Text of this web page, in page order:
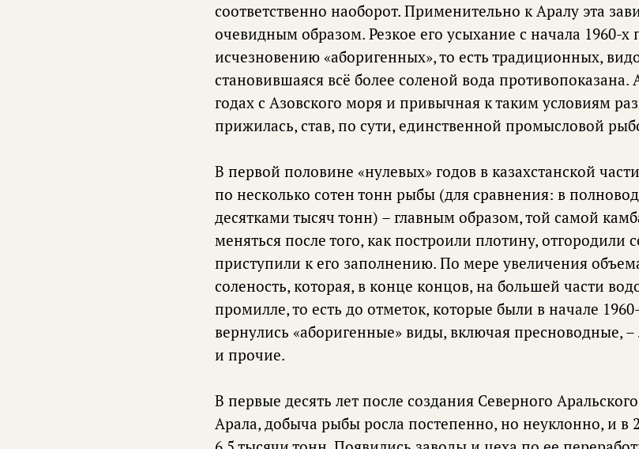
соответственно наоборот. Применительно к Аралу эта
очевидным образом. Резкое его усыхание с начала 1960-х
исчезновению «аборигенных», то есть традиционных,
становившаяся всё более соленой вода противопоказана.
годах с Азовского моря и привычная к таким условиям
прижилась, став, по сути, единственной промысловой
В первой половине «нулевых» годов в казахстанской
по несколько сотен тонн рыбы (для сравнения: в
десятками тысяч тонн) – главным образом, той самой
меняться после того, как построили плотину, отгородили
приступили к его заполнению. По мере увеличения
соленость, которая, в конце концов, на большей части
промилле, то есть до отметок, которые были в начале
вернулись «аборигенные» виды, включая пресноводные, –
и прочие.
В первые десять лет после создания Северного
Арала, добыча рыбы росла постепенно, но неуклонно, и в